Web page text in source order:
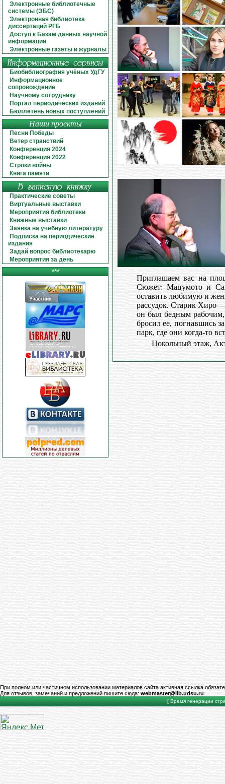
Электронные библиотечные
системы (ЭБС)
Электронная библиотека
диссертаций РГБ
Доступ к Базам данных научной
информации
Электронные газеты и журналы
Биобиблиография учёных УдГУ
Информационное
сопровождение
Научному сотруднику
Портал периодических изданий
Бюллетень новых поступлений
Наши проекты
Песни Победы
Ветер странствий
Конференция 2024
Конференция 2022
Строки войны
Книга памяти
Практические советы
Виртуальные выставки
Мероприятия библиотеки
Книжные выставки
Заявка на учебную литературу
Подписка на периодические
издания
Задай вопрос библиотекарю
Мероприятия за день
***
Приглашаем вас на
Сюжет: Мацумото и
оставить любимую и
рассудок. Старик Хиро
он был бедным
бросил ее, погнавшись
парк, где они когда-то
Цокольный этаж,
При полном или частичном использовании материалов сайта активная ссылка
Для отзывов, замечаний и предложений пишите сюда: webmaster@lib.udsu.ru
[ Время генерации